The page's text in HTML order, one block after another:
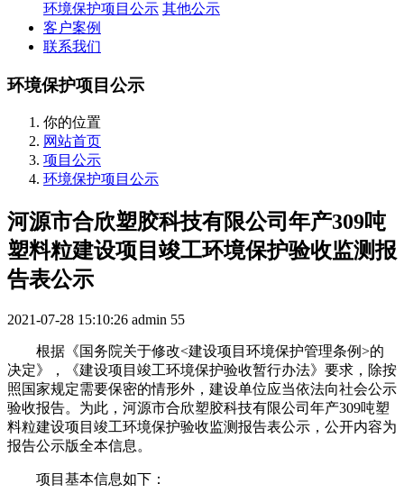
环境保护项目公示 其他公示
客户案例
联系我们
环境保护项目公示
你的位置
网站首页
项目公示
环境保护项目公示
河源市合欣塑胶科技有限公司年产309吨
塑料粒建设项目竣工环境保护验收监测报
告表公示
2021-07-28 15:10:26 admin 55
根据《国务院关于修改<建设项目环境保护管理条例>的
决定》，《建设项目竣工环境保护验收暂行办法》要求，除按
照国家规定需要保密的情形外，建设单位应当依法向社会公示
验收报告。为此，河源市合欣塑胶科技有限公司年产309吨塑
料粒建设项目竣工环境保护验收监测报告表公示 ，公开内容为
报告公示版全本信息。
项目基本信息如下：